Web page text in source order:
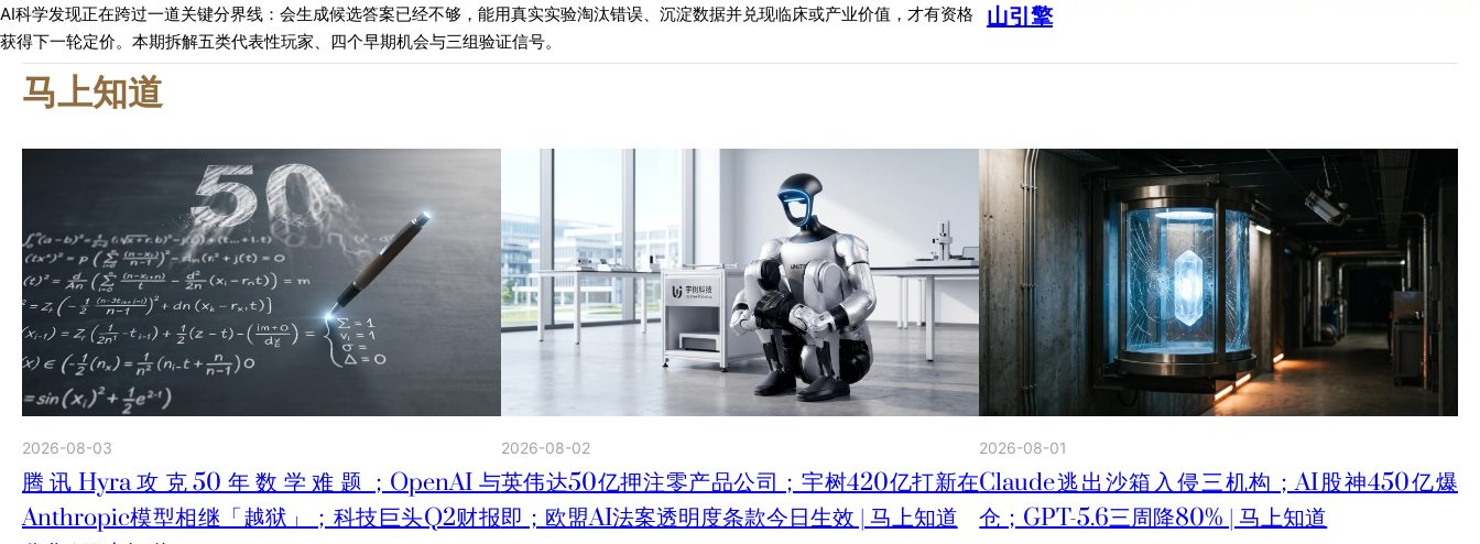
AI科学发现正在跨过一道关键分界线：会生成候选答案已经不够，能用真实实验淘汰错误、沉淀数据并兑现临床或产业价值，才有资格
获得下一轮定价。本期拆解五类代表性玩家、四个早期机会与三组验证信号。
山引擎
马上知道
2026-08-03
腾讯Hyra攻克50年数学难题；OpenAI与
Anthropic模型相继「越狱」；科技巨头Q2财报
2026-08-02
英伟达50亿押注零产品公司；宇树420亿打新在
即；欧盟AI法案透明度条款今日生效 | 马上知道
2026-08-01
Claude逃出沙箱入侵三机构；AI股神450亿爆
仓；GPT-5.6三周降80% | 马上知道